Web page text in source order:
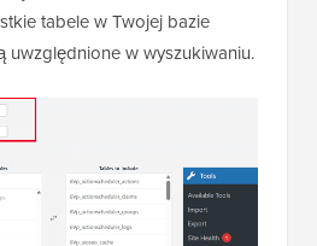
tabele w Twojej bazie
uwzględnione w wyszukiwaniu.